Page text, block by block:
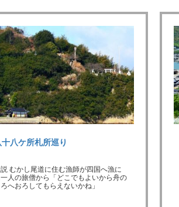
十八ケ所札所巡り
むかし尾道に住む漁師が四国へ漁に
人の旅僧から「どこでもよいから舟の
へおろしてもらえないかね」